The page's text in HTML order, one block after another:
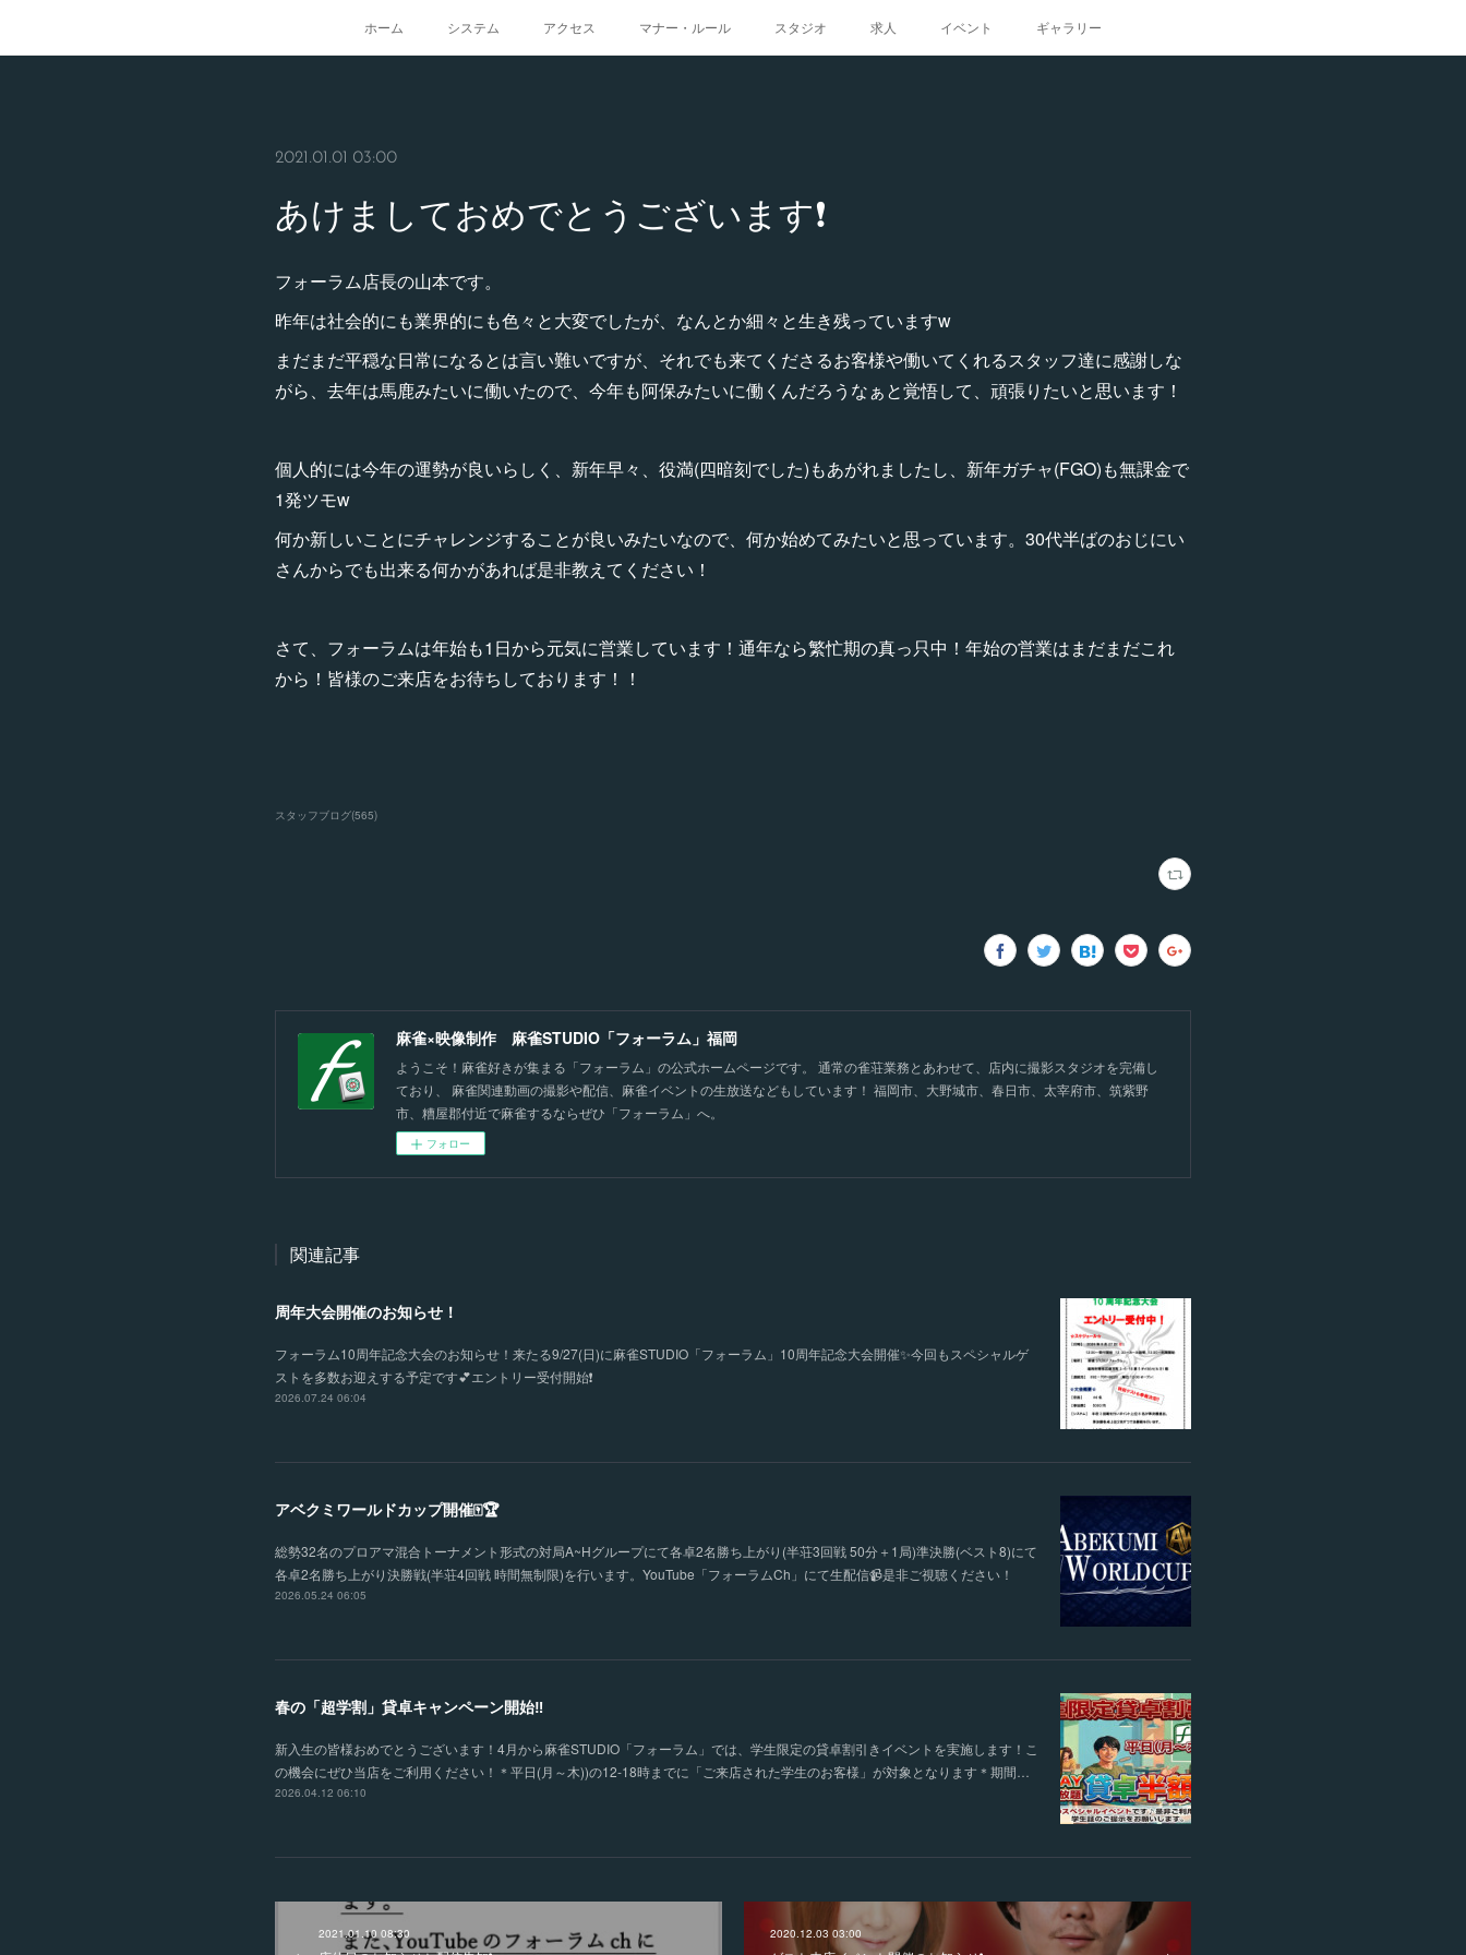
ホーム システム アクセス マナー・ルール スタジオ 求人 イベント ギャラリー
2021.01.01 03:00
あけましておめでとうございます❗️
フォーラム店長の山本です。
昨年は社会的にも業界的にも色々と大変でしたが、なんとか細々と生き残っていますw
まだまだ平穏な日常になるとは言い難いですが、それでも来てくださるお客様や働いてくれるスタッフ達に感謝しな
がら、去年は馬鹿みたいに働いたので、今年も阿保みたいに働くんだろうなぁと覚悟して、頑張りたいと思います！
個人的には今年の運勢が良いらしく、新年早々、役満(四暗刻でした)もあがれましたし、新年ガチャ(FGO)も無課金で
1発ツモw
何か新しいことにチャレンジすることが良いみたいなので、何か始めてみたいと思っています。30代半ばのおじにい
さんからでも出来る何かがあれば是非教えてください！
さて、フォーラムは年始も1日から元気に営業しています！通年なら繁忙期の真っ只中！年始の営業はまだまだこれ
から！皆様のご来店をお待ちしております！！
スタッフブログ(565)
麻雀×映像制作 麻雀STUDIO「フォーラム」福岡
ようこそ！麻雀好きが集まる「フォーラム」の公式ホームページです。 通常の雀荘業務とあわせて、店内に撮影スタジオを完備し
ており、 麻雀関連動画の撮影や配信、麻雀イベントの生放送などもしています！ 福岡市、大野城市、春日市、太宰府市、筑紫野
市、糟屋郡付近で麻雀するならぜひ「フォーラム」へ。
フォロー
関連記事
周年大会開催のお知らせ！
フォーラム10周年記念大会のお知らせ！来たる9/27(日)に麻雀STUDIO「フォーラム」10周年記念大会開催✨今回もスペシャルゲ
ストを多数お迎えする予定です💕エントリー受付開始❗️
2026.07.24 06:04
アベクミワールドカップ開催🀄🏆
総勢32名のプロアマ混合トーナメント形式の対局A~Hグループにて各卓2名勝ち上がり(半荘3回戦 50分＋1局)準決勝(ベスト8)にて
各卓2名勝ち上がり決勝戦(半荘4回戦 時間無制限)を行います。YouTube「フォーラムCh」にて生配信📹是非ご視聴ください！
2026.05.24 06:05
春の「超学割」貸卓キャンペーン開始‼
新入生の皆様おめでとうございます！4月から麻雀STUDIO「フォーラム」では、学生限定の貸卓割引きイベントを実施します！こ
の機会にぜひ当店をご利用ください！＊平日(月～木))の12-18時までに「ご来店された学生のお客様」が対象となります＊期間…
2026.04.12 06:10
2021.01.10 08:30 2020.12.03 03:00